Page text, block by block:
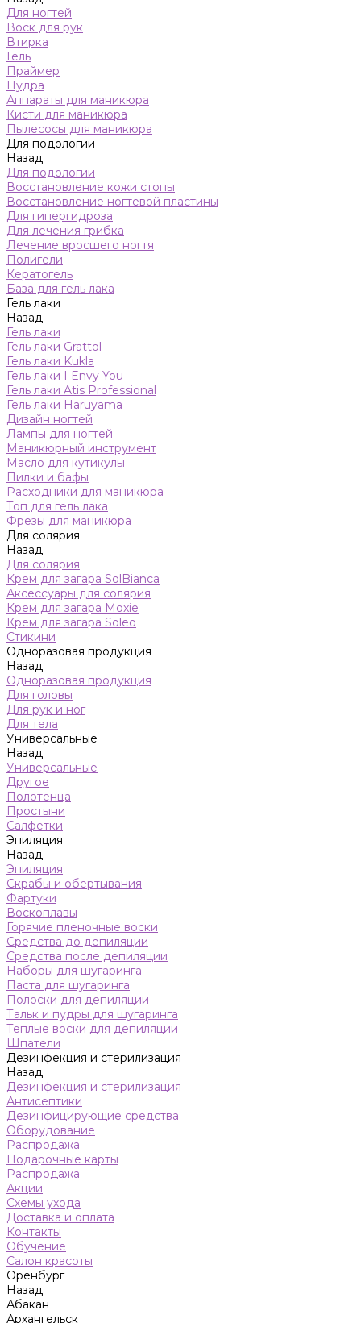
Для ногтей
Воск для рук
Втирка
Гель
Праймер
Пудра
Аппараты для маникюра
Кисти для маникюра
Пылесосы для маникюра
Для подологии
Назад
Для подологии
Восстановление кожи стопы
Восстановление ногтевой пластины
Для гипергидроза
Для лечения грибка
Лечение вросшего ногтя
Полигели
Кератогель
База для гель лака
Гель лаки
Назад
Гель лаки
Гель лаки Grattol
Гель лаки Kukla
Гель лаки I Envy You
Гель лаки Atis Professional
Гель лаки Haruyama
Дизайн ногтей
Лампы для ногтей
Маникюрный инструмент
Масло для кутикулы
Пилки и бафы
Расходники для маникюра
Топ для гель лака
Фрезы для маникюра
Для солярия
Назад
Для солярия
Крем для загара SolBianca
Аксессуары для солярия
Крем для загара Moxie
Крем для загара Soleo
Стикини
Одноразовая продукция
Назад
Одноразовая продукция
Для головы
Для рук и ног
Для тела
Универсальные
Назад
Универсальные
Другое
Полотенца
Простыни
Салфетки
Эпиляция
Назад
Эпиляция
Скрабы и обертывания
Фартуки
Воскоплавы
Горячие пленочные воски
Средства до депиляции
Средства после депиляции
Наборы для шугаринга
Паста для шугаринга
Полоски для депиляции
Тальк и пудры для шугаринга
Теплые воски для депиляции
Шпатели
Дезинфекция и стерилизация
Назад
Дезинфекция и стерилизация
Антисептики
Дезинфицирующие средства
Оборудование
Распродажа
Подарочные карты
Распродажа
Акции
Схемы ухода
Доставка и оплата
Контакты
Обучение
Салон красоты
Оренбург
Назад
Абакан
Архангельск